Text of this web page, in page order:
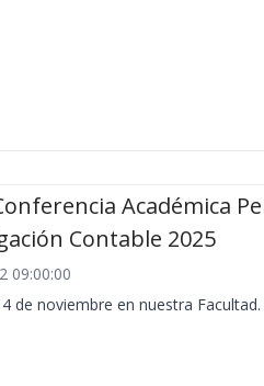
Académica
Contable 2025
09:00:00
de noviembre en nuestra Facultad.